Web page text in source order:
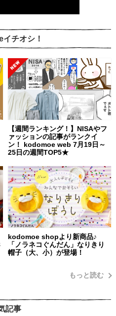
チオシ！
【週間ランキング！】NISAやフ
ァッションの記事がランクイ
ン！ kodomoe web 7月19日～
25日の週間TOP5★
kodomoe shopより新商品♪
「ノラネコぐんだん」なりきり
帽子（大、小）が登場！
もっと読む
記事